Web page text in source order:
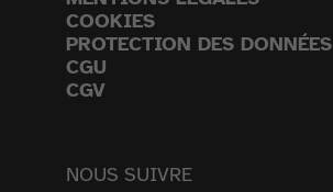
COOKIES
PROTECTION DES DONNÉES
CGU
CGV
NOUS SUIVRE